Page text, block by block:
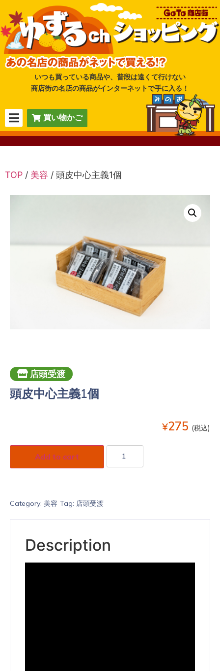
いつも買っている商品や、普段は遠くて行けない
商店街の名店の商品がインターネットで手に入る！
買い物かご
TOP / 美容 / 頭皮中心主義1個
店頭受渡
頭皮中心主義1個
¥275 (税込)
Add to cart
Category: 美容 Tag: 店頭受渡
Description